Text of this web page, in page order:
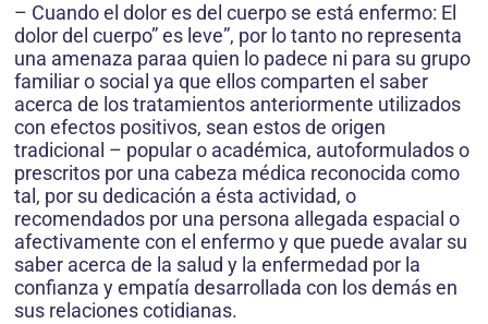
– Cuando el dolor es del cuerpo se está enfermo: El
dolor del cuerpo” es leve”, por lo tanto no representa
una amenaza paraa quien lo padece ni para su grupo
familiar o social ya que ellos comparten el saber
acerca de los tratamientos anteriormente utilizados
con efectos positivos, sean estos de origen
tradicional – popular o académica, autoformulados o
prescritos por una cabeza médica reconocida como
tal, por su dedicación a ésta actividad, o
recomendados por una persona allegada espacial o
afectivamente con el enfermo y que puede avalar su
saber acerca de la salud y la enfermedad por la
confianza y empatía desarrollada con los demás en
sus relaciones cotidianas.